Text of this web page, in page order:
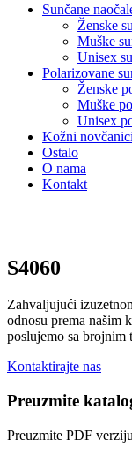
Sunčane
Ženske
Muške
Unisex
Polarizovane
Ženske
Muške
Unisex
Kožni novčanici
Ostalo
O nama
Kontakt
S4060
Zahvaljujući
odnosu prema našim
poslujemo sa brojnim
Kontaktirajte nas
Preuzmite
Preuzmite PDF